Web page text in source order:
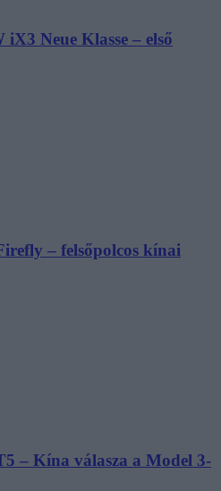
Neue Klasse – első
– felsőpolcos kínai
– Kína válasza a Model 3-